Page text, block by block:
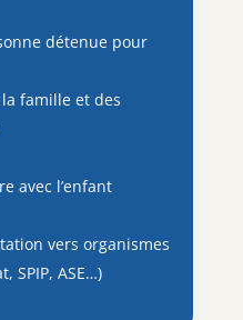
détenue pour
famille et des
avec l’enfant
vers organismes
SPIP, ASE…)